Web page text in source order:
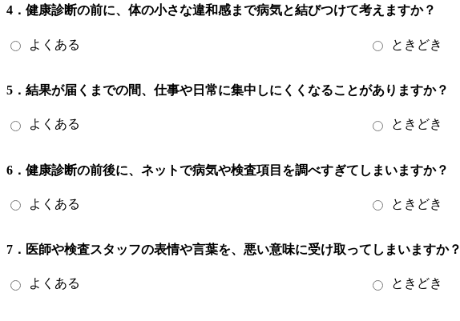
4．健康診断の前に、体の小さな違和感まで病気と結びつけて考えますか？
よくある ときどき
5．結果が届くまでの間、仕事や日常に集中しにくくなることがありますか？
よくある ときどき
6．健康診断の前後に、ネットで病気や検査項目を調べすぎてしまいますか？
よくある ときどき
7．医師や検査スタッフの表情や言葉を、悪い意味に受け取ってしまいますか？
よくある ときどき